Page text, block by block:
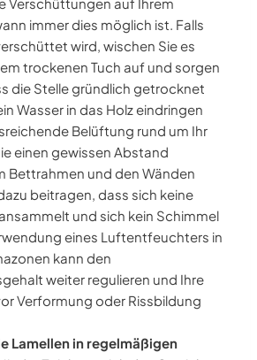
Verschüttungen auf Ihrem
immer dies möglich ist. Falls
wird, wischen Sie es
trockenen Tuch auf und sorgen
die Stelle gründlich getrocknet
Wasser in das Holz eindringen
Belüftung rund um Ihr
einen gewissen Abstand
Bettrahmen und den Wänden
beitragen, dass sich keine
und sich kein Schimmel
eines Luftentfeuchters in
kann den
weiter regulieren und Ihre
Verformung oder Rissbildung
Lamellen in regelmäßigen